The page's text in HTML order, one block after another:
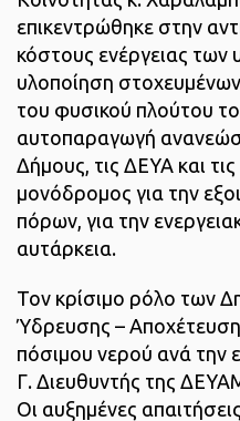
επικεντρώθηκε στην
κόστους ενέργειας
υλοποίηση
του φυσικού πλούτου
αυτοπαραγωγή
Δήμους, τις ΔΕΥΑ και
μονόδρομος για την
πόρων, για την
αυτάρκεια.
Τον κρίσιμο ρόλο των
Ύδρευσης –
πόσιμου νερού ανά την
Γ. Διευθυντής της
Οι αυξημένες